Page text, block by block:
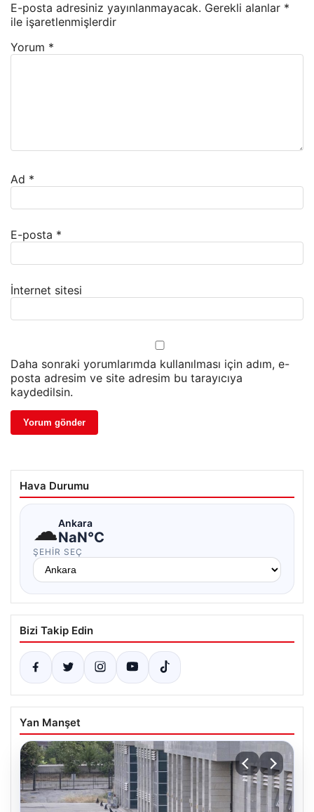
E-posta adresiniz yayınlanmayacak. Gerekli alanlar *
ile işaretlenmişlerdir
Yorum *
Ad *
E-posta *
İnternet sitesi
Daha sonraki yorumlarımda kullanılması için adım, e-
posta adresim ve site adresim bu tarayıcıya
kaydedilsin.
Hava Durumu
☁Ankara
NaN°C
ŞEHIR SEÇ
Bizi Takip Edin
Yan Manşet